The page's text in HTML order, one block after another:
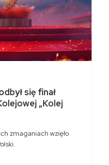
się finał
„Kolej
zmaganiach wzięło